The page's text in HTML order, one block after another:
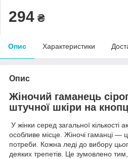
294 ₴
Опис Характеристики
Опис
Жіночий гаманець
штучної шкіри на
У жінки серед загальної кількості
особливе місце. Жіночі гаманці —
потреби. Кожна леді до вибору
деяких трепетів. Це зумовлено